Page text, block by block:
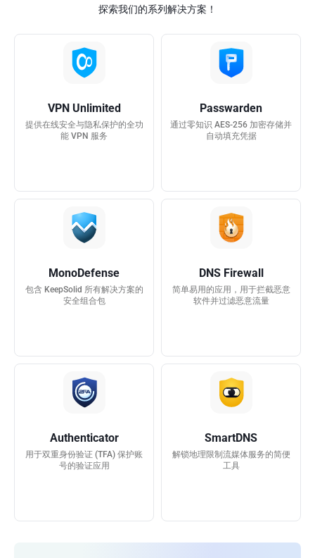
探索我们的系列解决方案！
VPN Unlimited
提供在线安全与隐私保护的全功
能 VPN 服务
Passwarden
通过零知识 AES-256 加密存储并
自动填充凭据
MonoDefense
包含 KeepSolid 所有解决方案的
安全组合包
DNS Firewall
简单易用的应用，用于拦截恶意
软件并过滤恶意流量
Authenticator
用于双重身份验证 (TFA) 保护账
号的验证应用
SmartDNS
解锁地理限制流媒体服务的简便
工具